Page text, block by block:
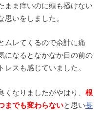
まま痒いのに頭も掻けない
いをしました。
ムレてくるので余計に痛
になるとなかなか目の前の
スも感じていました。
なりましたがやはり、 根
までも変わらないと思い長